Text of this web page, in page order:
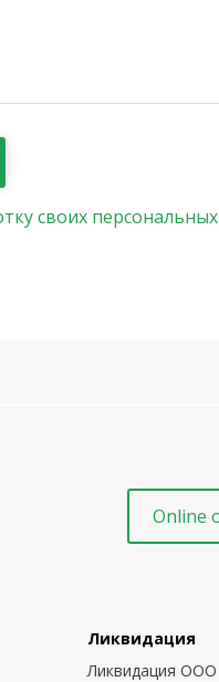
своих
Online
Ликвидация
Ликвидация ООО